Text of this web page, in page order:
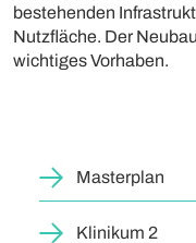
bestehenden
Nutzfläche. Der
wichtiges Vorhaben.
Masterplan
Klinikum 2